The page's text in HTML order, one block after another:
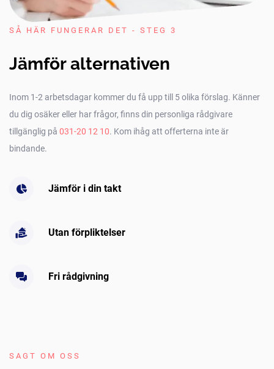
SÅ HÄR FUNGERAR DET - STEG 3
Jämför alternativen
Inom 1-2 arbetsdagar kommer du få upp till 5 olika förslag. Känner
du dig osäker eller har frågor, finns din personliga rådgivare
tillgänglig på 031-20 12 10. Kom ihåg att offerterna inte är
bindande.
Jämför i din takt
Utan förpliktelser
Fri rådgivning
SAGT OM OSS